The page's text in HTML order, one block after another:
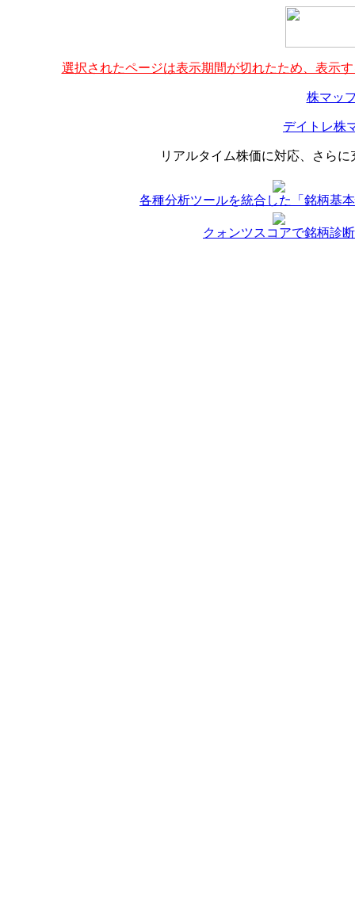
選択されたページは表示期間が切れたため、表示
株マッ
デイトレ株
リアルタイム株価に対応、さら
各種分析ツールを統合した「銘柄基
クォンツスコアで銘柄診断